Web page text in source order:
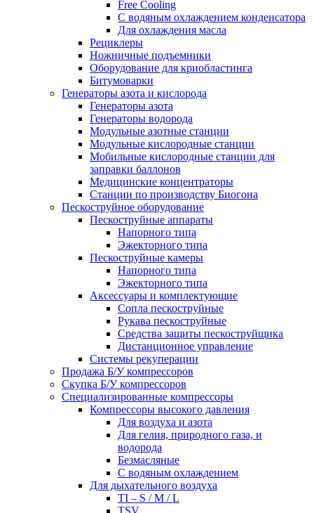
Free Cooling
С водяным охлаждением конденсатора
Для охлаждения масла
Рециклеры
Ножничные подъемники
Оборудование для криобластинга
Битумоварки
Генераторы азота и кислорода
Генераторы азота
Генераторы водорода
Модульные азотные станции
Модульные кислородные станции
Мобильные кислородные станции для
заправки баллонов
Медицинские концентраторы
Станции по производству Биогона
Пескоструйное оборудование
Пескоструйные аппараты
Напорного типа
Эжекторного типа
Пескоструйные камеры
Напорного типа
Эжекторного типа
Аксессуары и комплектующие
Сопла пескоструйные
Рукава пескоструйные
Средства защиты пескоструйщика
Дистанционное управление
Системы рекуперации
Продажа Б/У компрессоров
Скупка Б/У компрессоров
Специализированные компрессоры
Компрессоры высокого давления
Для воздуха и азота
Для гелия, природного газа, и
водорода
Безмасляные
С водяным охлаждением
Для дыхательного воздуха
TI – S / M / L
TSV